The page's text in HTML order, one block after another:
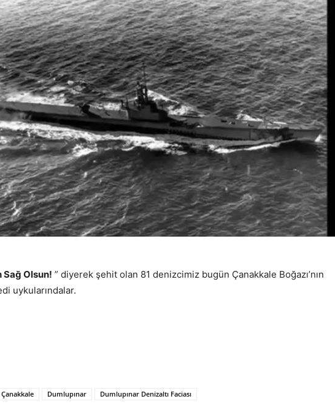
Sağ Olsun! ” diyerek şehit olan 81 denizcimiz bugün Çanakkale Boğazı’nın
uykularındalar.
Çanakkale Dumlupınar Dumlupınar Denizaltı Faciası